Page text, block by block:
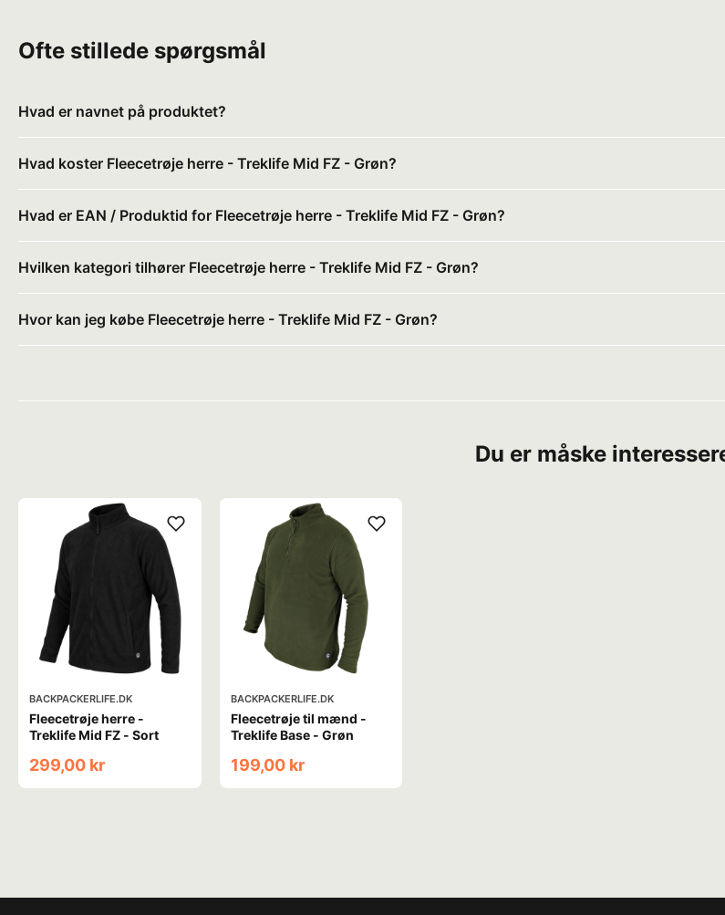
Ofte stillede spørgsmål
Hvad er navnet på produktet?
Hvad koster Fleecetrøje herre - Treklife Mid FZ - Grøn?
Hvad er EAN / Produktid for Fleecetrøje herre - Treklife Mid FZ - Grøn?
Hvilken kategori tilhører Fleecetrøje herre - Treklife Mid FZ - Grøn?
Hvor kan jeg købe Fleecetrøje herre - Treklife Mid FZ - Grøn?
Du er måske
BACKPACKERLIFE.DK
Fleecetrøje herre -
Treklife Mid FZ - Sort
299,00 kr
BACKPACKERLIFE.DK
Fleecetrøje til mænd -
Treklife Base - Grøn
199,00 kr